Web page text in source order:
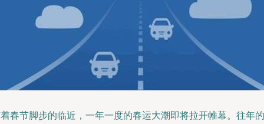
春节脚步的临近，一年一度的春运大潮即将拉开帷幕。往年的